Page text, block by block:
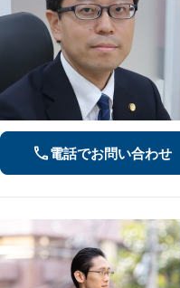
電話でお問い合わせ